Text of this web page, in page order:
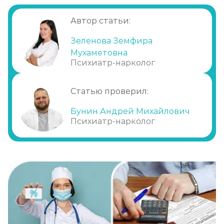
Метод Шичко
от 2 150 ₽
Частный вытрезвитель
от 2 850 ₽ Записаться
Вшивание от алкоголизма (ампула)
от 3 600 ₽
от 2 500 ₽ Записаться
Диагностика алкоголизма
от 750 ₽ Записаться
Преимущества кодирования
«Селинкро»
Кодировка алкогольной зависимости на
дому
Плюсы кодировки «Селинкро» в нашей
Автор статьи:
Зеленова Земфира
Мухаметовна
Психиатр-нарколог
Статью проверил:
Бунин Андрей Михайлович
Психиатр-нарколог